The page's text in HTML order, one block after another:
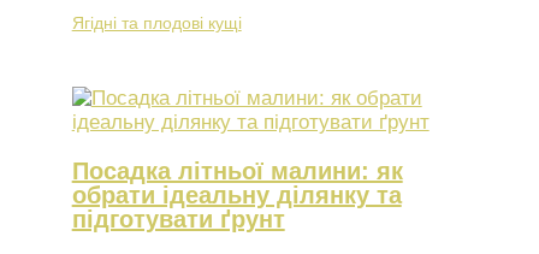
Ягідні та плодові кущі
Посадка літньої малини: як
обрати ідеальну ділянку та
підготувати ґрунт